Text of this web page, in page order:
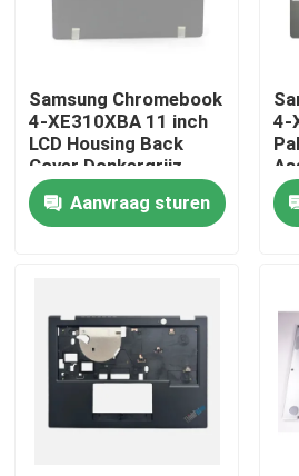
Over ons
Contacten
Samsung Chromebook
4-XE310XBA 11 inch
LCD Housing Back
Cover Donkergrijz
BA98-01974B
Aanvraag sturen
4-